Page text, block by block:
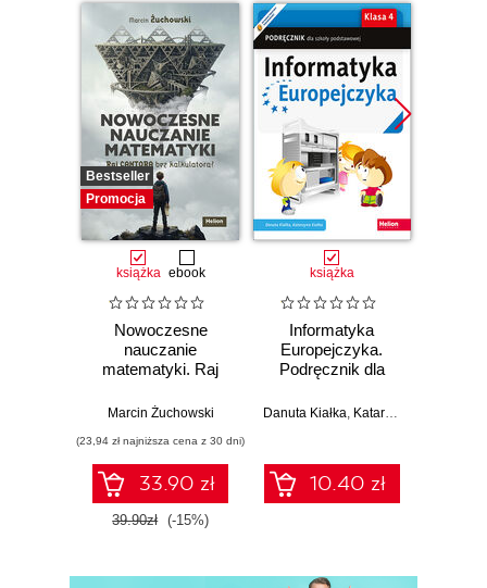
Bestseller
Promocja
książka ebook
Nowoczesne
nauczanie
matematyki. Raj
kalkulatora?
Marcin Żuchowski
(23,94 zł najniższa cena z 30 dni)
33.90 zł
39.90zł (-15%)
książka
Informatyka
Europejczyka.
Podręcznik dla
podstawowej.
Danuta Kiałka, Katarzyna Kiałka
10.40 zł